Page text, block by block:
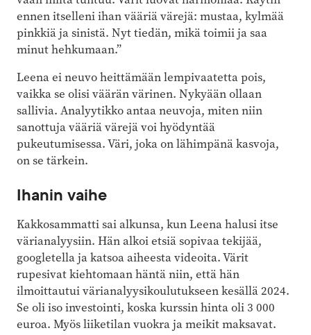
ennen itselleni ihan vääriä värejä: mustaa, kylmää
pinkkiä ja sinistä. Nyt tiedän, mikä toimii ja saa
minut hehkumaan.”
Leena ei neuvo heittämään lempivaatetta pois,
vaikka se olisi väärän värinen. Nykyään ollaan
sallivia. Analyytikko antaa neuvoja, miten niin
sanottuja vääriä värejä voi hyödyntää
pukeutumisessa. Väri, joka on lähimpänä kasvoja,
on se tärkein.
Ihanin vaihe
Kakkosammatti sai alkunsa, kun Leena halusi itse
värianalyysiin. Hän alkoi etsiä sopivaa tekijää,
googletella ja katsoa aiheesta videoita. Värit
rupesivat kiehtomaan häntä niin, että hän
ilmoittautui värianalyysikoulutukseen kesällä 2024.
Se oli iso investointi, koska kurssin hinta oli 3 000
euroa. Myös liiketilan vuokra ja meikit maksavat.